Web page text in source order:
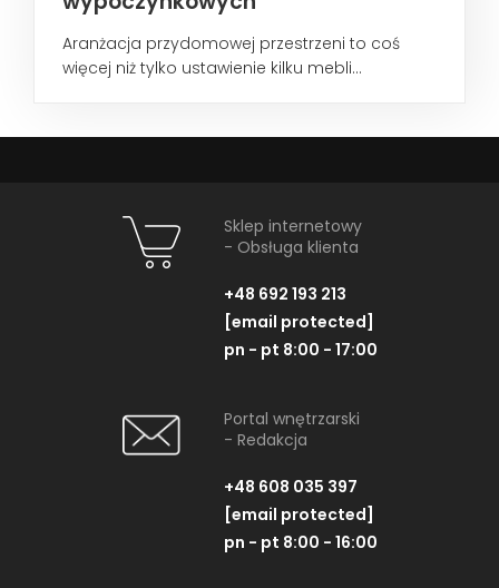
Aranżacja przydomowej przestrzeni to coś
więcej niż tylko ustawienie kilku mebli...
Sklep internetowy
- Obsługa klienta
+48 692 193 213
[email protected]
pn - pt 8:00 - 17:00
Portal wnętrzarski
- Redakcja
+48 608 035 397
[email protected]
pn - pt 8:00 - 16:00